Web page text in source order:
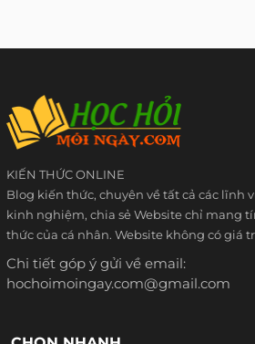
KIẾN THỨC ONLINE
Blog kiến thức, chuyên về tất cả các lĩnh
kinh nghiệm, chia sẻ Website chỉ mang
thức của cá nhân. Website không có giá
Chi tiết góp ý gửi về email:
hochoimoingay.com@gmail.com